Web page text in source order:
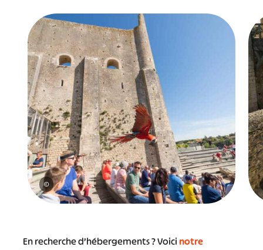
©
En recherche d’hébergements ? Voicinotre
#